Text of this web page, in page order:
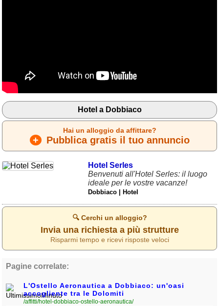
Hotel a Dobbiaco
Hai un alloggio da affittare?
+ Pubblica gratis il tuo annuncio
Hotel Serles
Benvenuti all'Hotel Serles: il luogo
ideale per le vostre vacanze!
Dobbiaco | Hotel
🔍 Cerchi un alloggio?
Invia una richiesta a più strutture
Risparmi tempo e ricevi risposte veloci
Pagine correlate:
L'Ostello Aeronautica a Dobbiaco: un'oasi
accogliente tra le Dolomiti
/affitti/hotel-dobbiaco-ostello-aeronautica/